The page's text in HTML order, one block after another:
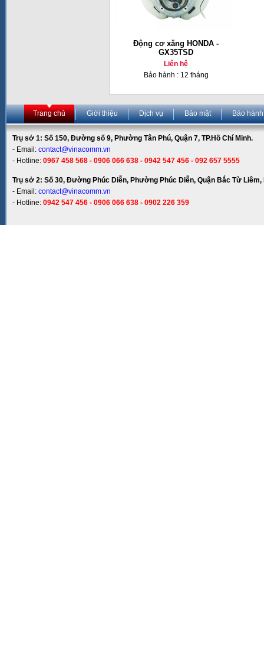
Động cơ xăng HONDA -
GX35TSD
Liên hệ
Bảo hành : 12 tháng
Trang chủ Giới thiệu Dịch vụ Bảo mật Bảo hành
Trụ sở 1: Số 150, Đường số 9, Phường Tân Phú, Quận 7, TP.Hồ Chí Minh.
- Email: contact@vinacomm.vn
- Hotline: 0967 458 568 - 0906 066 638 - 0942 547 456 - 092 657 5555
Trụ sở 2: Số 30, Đường Phúc Diễn, Phường Phúc Diễn, Quận Bắc Từ Liêm,
- Email: contact@vinacomm.vn
- Hotline: 0942 547 456 - 0906 066 638 - 0902 226 359